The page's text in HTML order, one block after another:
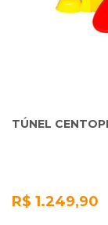
TÚNEL
R$ 1.249,90